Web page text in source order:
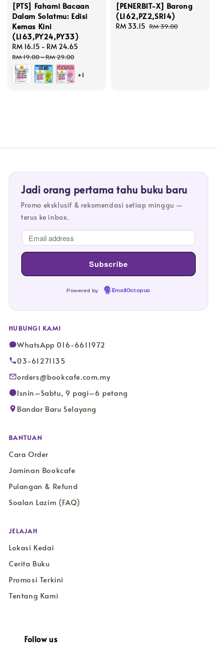
[PTS] Fahami Bacaan
Dalam Solatmu: Edisi
Kemas Kini
(L163,PY24,PY33)
Sale
price
RM 16.15 - RM 24.65
RM 19.00-RM 29.00
+1
[PENERBIT-X] Barong
(L162,PZ2,SR14)
Sale
RM 33.15 Regular
RM 39.00
Jadi orang pertama tahu buku baru
Promo eksklusif & rekomendasi setiap minggu —
terus ke inbox.
Powered by EmailOctopus
HUBUNGI KAMI
WhatsApp 016-6611972
03-61271135
orders@bookcafe.com.my
Isnin–Sabtu, 9 pagi–6 petang
Bandar Baru Selayang
BANTUAN
Cara Order
Jaminan Bookcafe
Pulangan & Refund
Soalan Lazim (FAQ)
JELAJAH
Lokasi Kedai
Cerita Buku
Promosi Terkini
Tentang Kami
Follow us